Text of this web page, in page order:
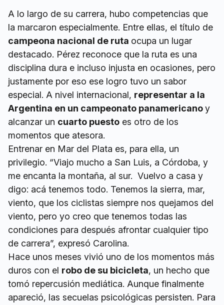
A lo largo de su carrera, hubo competencias que
la marcaron especialmente. Entre ellas, el título de
campeona nacional de ruta ocupa un lugar
destacado. Pérez reconoce que la ruta es una
disciplina dura e incluso injusta en ocasiones, pero
justamente por eso ese logro tuvo un sabor
especial. A nivel internacional, representar a la
Argentina en un campeonato panamericanoy
alcanzar un cuarto puesto es otro de los
momentos que atesora.
Entrenar en Mar del Plata es, para ella, un
privilegio. “Viajo mucho a San Luis, a Córdoba, y
me encanta la montaña, al sur. Vuelvo a casa y
digo: acá tenemos todo. Tenemos la sierra, mar,
viento, que los ciclistas siempre nos quejamos del
viento, pero yo creo que tenemos todas las
condiciones para después afrontar cualquier tipo
de carrera”, expresó Carolina.
Hace unos meses vivió uno de los momentos más
duros con el robo de su bicicleta, un hecho que
tomó repercusión mediática. Aunque finalmente
apareció, las secuelas psicológicas persisten. Para